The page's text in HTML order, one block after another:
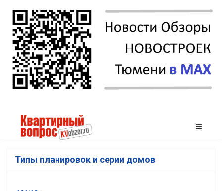
Типы планировок и серии домов